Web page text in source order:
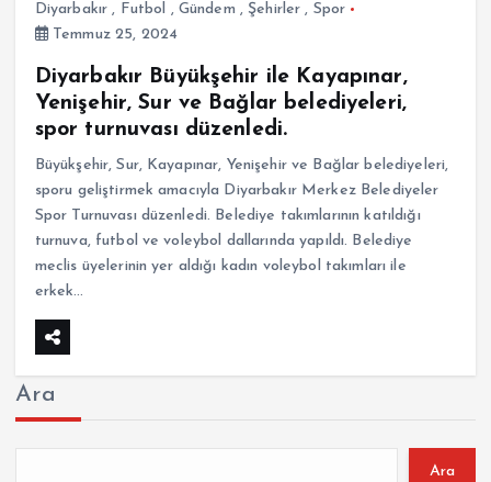
Diyarbakır , Futbol , Gündem , Şehirler , Spor
Temmuz 25, 2024
Diyarbakır Büyükşehir ile Kayapınar,
Yenişehir, Sur ve Bağlar belediyeleri,
spor turnuvası düzenledi.
Büyükşehir, Sur, Kayapınar, Yenişehir ve Bağlar belediyeleri,
sporu geliştirmek amacıyla Diyarbakır Merkez Belediyeler
Spor Turnuvası düzenledi. Belediye takımlarının katıldığı
turnuva, futbol ve voleybol dallarında yapıldı. Belediye
meclis üyelerinin yer aldığı kadın voleybol takımları ile
erkek…
Ara
Ara